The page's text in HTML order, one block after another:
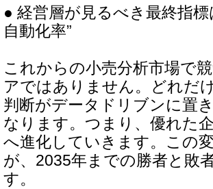
● 経営層が見るべき最終指
自動化率”
これからの小売分析市場で
アではありません。どれだ
判断がデータドリブンに置
なります。つまり、優れた
へ進化していきます。この
が、2035年までの勝者と敗
す。